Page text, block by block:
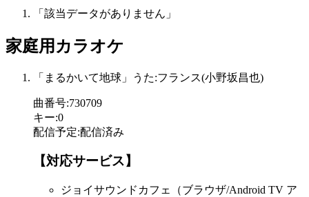
「該当データがありません」
家庭用カラオケ
「まるかいて地球」うた:フランス(小野坂昌也)
曲番号:730709
キー:0
配信予定:配信済み
【対応サービス】
ジョイサウンドカフェ（ブラウザ/Android TV ア